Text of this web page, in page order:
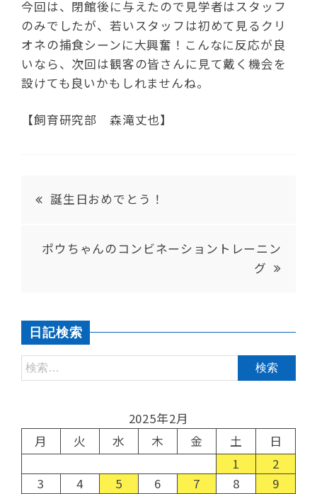
今回は、閉館後に与えたので見学者はスタッフ
のみでしたが、若いスタッフは初めて見るクリ
オネの捕食シーンに大興奮！こんなに反応が良
いなら、次回は観客の皆さんに見て戴く機会を
設けても良いかもしれませんね。
【飼育研究部 森滝丈也】
誕生日おめでとう！
ポウちゃんのコンビネーショントレーニン
グ
日記検索
2025年2月
月
火 水 木 金 土
日
1
2
3
4 5 6 7 8
9